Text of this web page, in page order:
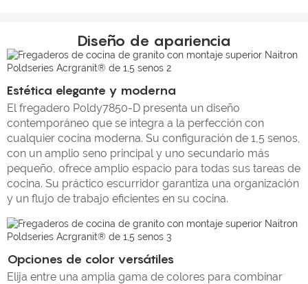
Diseño de apariencia
Estética elegante y moderna
El fregadero Poldy7850-D presenta un diseño
contemporáneo que se integra a la perfección con
cualquier cocina moderna. Su configuración de 1,5 senos,
con un amplio seno principal y uno secundario más
pequeño, ofrece amplio espacio para todas sus tareas de
cocina. Su práctico escurridor garantiza una organización
y un flujo de trabajo eficientes en su cocina.
Opciones de color versátiles
Elija entre una amplia gama de colores para combinar